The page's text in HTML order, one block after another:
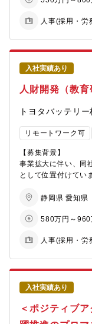
ガラス基板向け酸
溶湯濾過用メタロ
【同社の魅力】
当社はグローバル規
事業は、スマートフ
箔やバイク用の排ガ
ど、高い技術力と各
有しています。総
核となる新商品・新
発された材料は、将
を豊かにすることに
【本ポジションの魅
名古屋地区は当社航
一層取り組む必要が
ルを身近に感じなが
的な仕事です。
【同社について】
・三菱グループの
を借り受け、長崎造
機に1884年に創業し
船舶、航空機などの
まで、エンジニアリ
て社会を牽引してお
・2025年3月期決算
業でありながら、さ
ぼし」「くるみん」
・パソナから入社実
・教育体系の整備・
・新卒・中途採用の
・採用オペレーシ
応）
・母集団形成、採
・現場部門との採用
■その他人事業務
・組織課題の解決に
・社員エンゲージメ
・その他、人事制度
※ご経験や志向性に
【ポジションの役割
・社員の成長を支え
と
・採用活動にも幅広
・教育・採用の両
人事(採用・労
入社実績あり
人財開発（教育
トヨタバッテリ
リモートワーク可
【募集背景】
事業拡大に伴い、同
として位置付けてい
財開発グループの体
【業務内容】
・階層別教育、役
■教育プログラムの導
・社内講師や関連
・外部研修機関の選
静岡県 愛知県
580万円～960
人事(採用・労
入社実績あり
＜ポジティブ